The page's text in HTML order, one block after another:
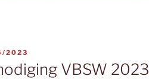
2023
VBSW 2023